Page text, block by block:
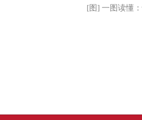
[图] 一图读懂